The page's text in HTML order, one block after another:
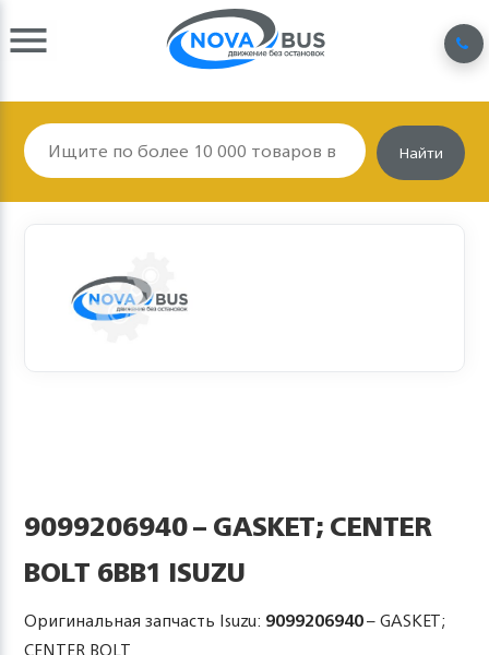
Найти
9099206940 – GASKET; CENTER
BOLT 6BB1 ISUZU
Оригинальная запчасть Isuzu: 9099206940– GASKET;